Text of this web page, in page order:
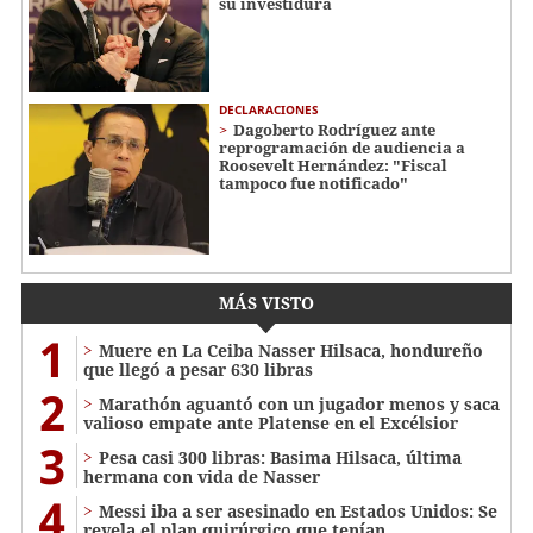
DECLARACIONES
Dagoberto Rodríguez ante
reprogramación de audiencia a
Roosevelt Hernández: "Fiscal
tampoco fue notificado"
MÁS VISTO
1
Muere en La Ceiba Nasser Hilsaca, hondureño
que llegó a pesar 630 libras
2
Marathón aguantó con un jugador menos y saca
valioso empate ante Platense en el Excélsior
3
Pesa casi 300 libras: Basima Hilsaca, última
hermana con vida de Nasser
4
Messi iba a ser asesinado en Estados Unidos: Se